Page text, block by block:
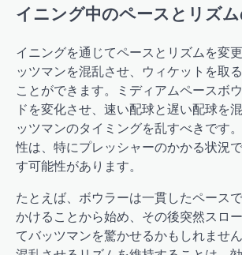
イニング中のペースとリズ
イニングを通じてペースとリズムを変
ッツマンを混乱させ、ウィケットを取
ことができます。ミディアムペースボ
ドを変化させ、速い配球と遅い配球を
ッツマンのタイミングを乱すべきです
性は、特にプレッシャーのかかる状況
す可能性があります。
たとえば、ボウラーは一貫したペース
かけることから始め、その後突然スロ
てバッツマンを驚かせるかもしれませ